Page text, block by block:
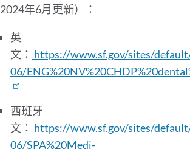
2024年6月更新）：
英
文： https://www.sf.gov/sites/
06/
西班牙
文： https://www.sf.gov/sites/
06/SPA%20Medi-